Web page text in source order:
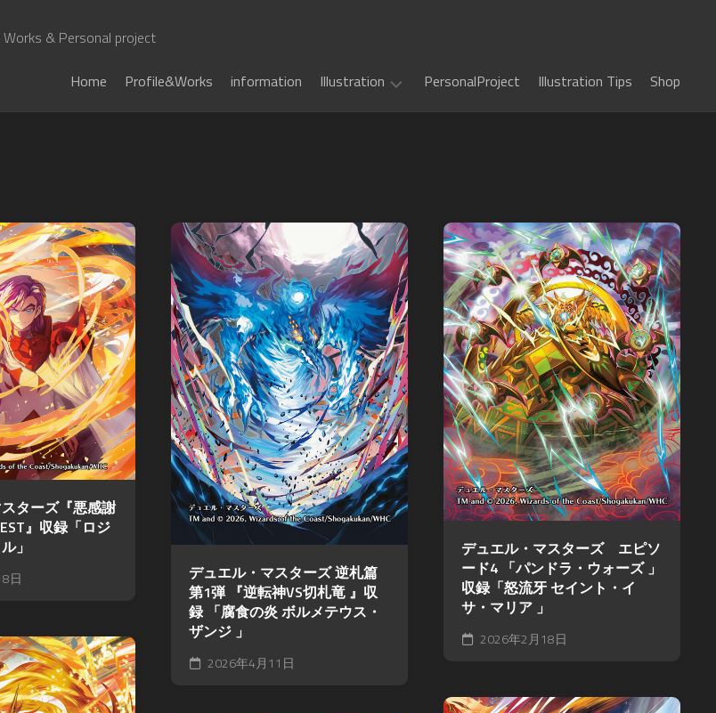
& Personal project
Home Profile&Works information Illustration
)
TCG
Art
カ
ー
ド
フ
ァ
イ
ト!!
ヴ
ァ
ン
ガ
ー
ド
WIXOSS
ワ
ン
ピ
ー
ス
カ
Book
Art
Sword
World
2.5
RPG
惑
星
ク
レ
イ
物
語
デ
ッ
ド
ラ
イ
ン
Game
Art
千
年
戦
争
ア
イ
ギ
ス
御
城
プ
ロ
ジ
ェ
ク
art
commission
(
Skeb
)
Original
illustration
Fan
Art
PersonalProject Illustration Tips Shop
ターズ『悪感謝
』収録「ロジ
」
日
デュエル・マスターズ 逆札篇
第1弾 『逆転神VS切札竜 』収
録 「腐食の炎 ボルメテウス・
ザンジ 」
2026年4月11日
デュエル・マスターズ エピソ
ード4 「パンドラ・ウォーズ 」
収録「怒流牙 セイント・イ
サ・マリア 」
2026年2月18日